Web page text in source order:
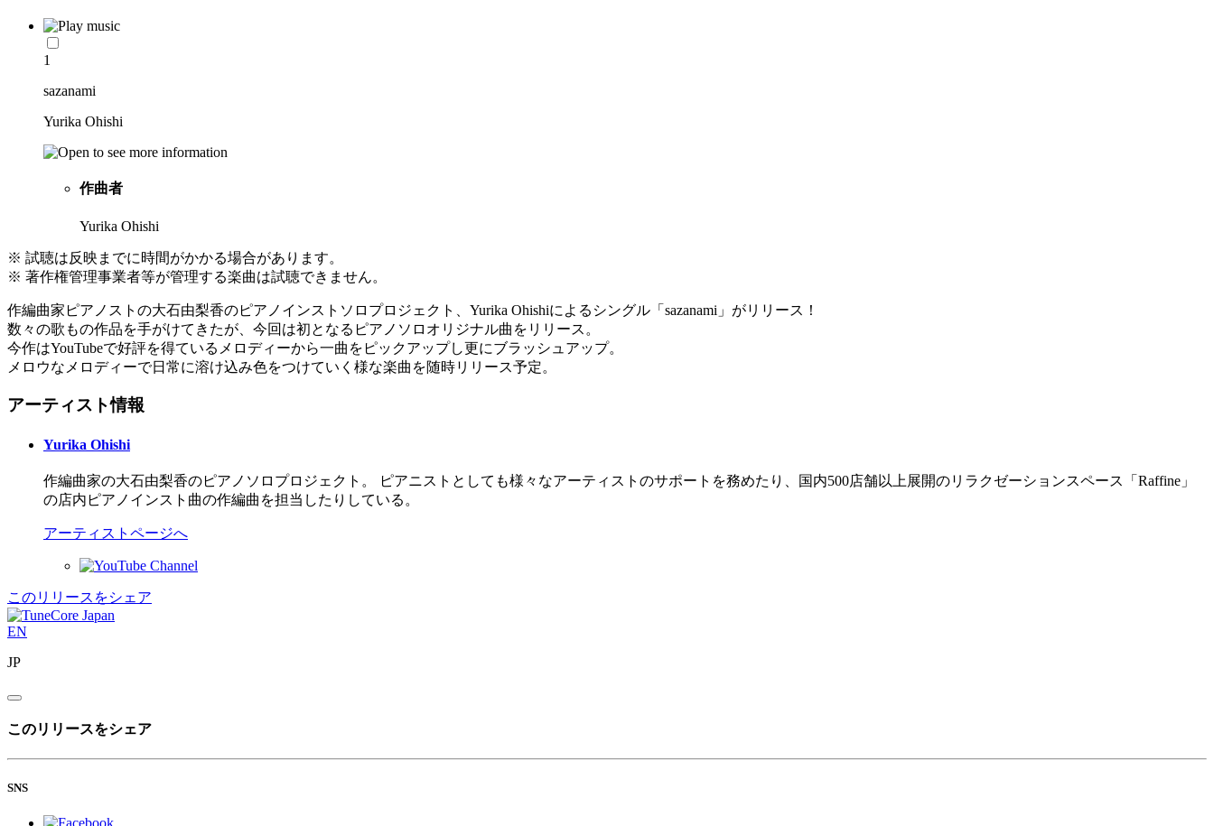
1
sazanami
Yurika Ohishi
作曲者
Yurika Ohishi
※ 試聴は反映までに時間がかかる場合があります。
※ 著作権管理事業者等が管理する楽曲は試聴できません。
作編曲家ピアノストの大石由梨香のピアノインストソロプロジェクト、Yurika Ohishiによるシングル「sazanami」がリリース！
数々の歌もの作品を手がけてきたが、今回は初となるピアノソロオリジナル曲をリリース。
今作はYouTubeで好評を得ているメロディーから一曲をピックアップし更にブラッシュアップ。
メロウなメロディーで日常に溶け込み色をつけていく様な楽曲を随時リリース予定。
アーティスト情報
Yurika Ohishi
作編曲家の大石由梨香のピアノソロプロジェクト。 ピアニストとしても様々なアーティストのサポートを務めたり、国内500店舗以上展開のリラクゼーションスペース「Raffine」
の店内ピアノインスト曲の作編曲を担当したりしている。
アーティストページへ
このリリースをシェア
EN
JP
このリリースをシェア
SNS